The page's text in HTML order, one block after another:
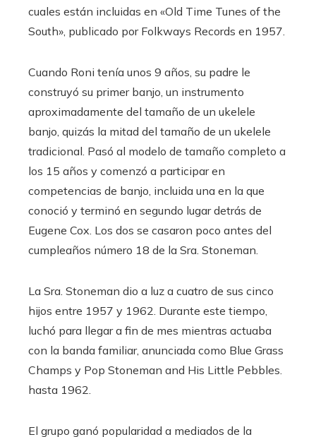
cuales están incluidas en «Old Time Tunes of the
South», publicado por Folkways Records en 1957.
Cuando Roni tenía unos 9 años, su padre le
construyó su primer banjo, un instrumento
aproximadamente del tamaño de un ukelele
banjo, quizás la mitad del tamaño de un ukelele
tradicional. Pasó al modelo de tamaño completo a
los 15 años y comenzó a participar en
competencias de banjo, incluida una en la que
conoció y terminó en segundo lugar detrás de
Eugene Cox. Los dos se casaron poco antes del
cumpleaños número 18 de la Sra. Stoneman.
La Sra. Stoneman dio a luz a cuatro de sus cinco
hijos entre 1957 y 1962. Durante este tiempo,
luchó para llegar a fin de mes mientras actuaba
con la banda familiar, anunciada como Blue Grass
Champs y Pop Stoneman and His Little Pebbles.
hasta 1962.
El grupo ganó popularidad a mediados de la